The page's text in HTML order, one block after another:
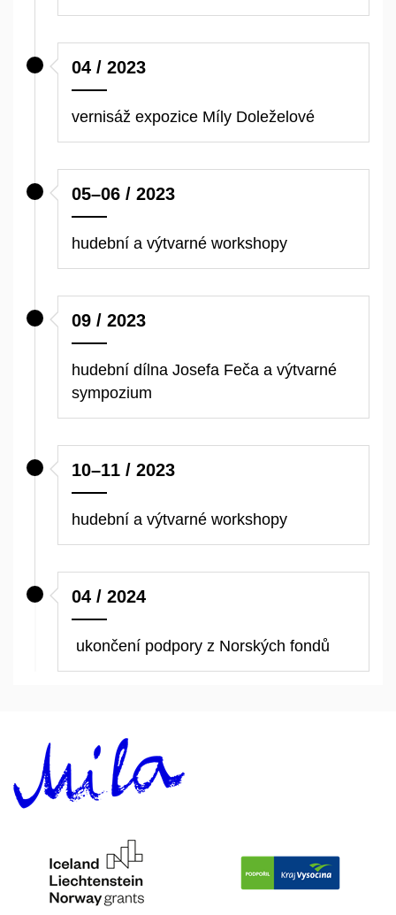
04 / 2023
vernisáž expozice Míly Doleželové
05–06 / 2023
hudební a výtvarné workshopy
09 / 2023
hudební dílna Josefa Feča a výtvarné
sympozium
10–11 / 2023
hudební a výtvarné workshopy
04 / 2024
ukončení podpory z Norských fondů